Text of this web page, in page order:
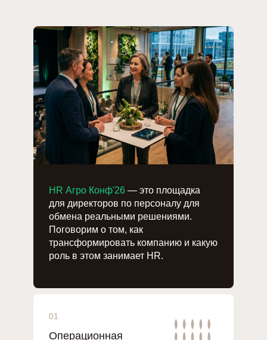
01
Операционная
HR Агро Конф'26 — это площадка
для директоров по персоналу для
обмена реальными решениями.
Поговорим о том, как
трансформировать компанию и какую
роль в этом занимает HR.